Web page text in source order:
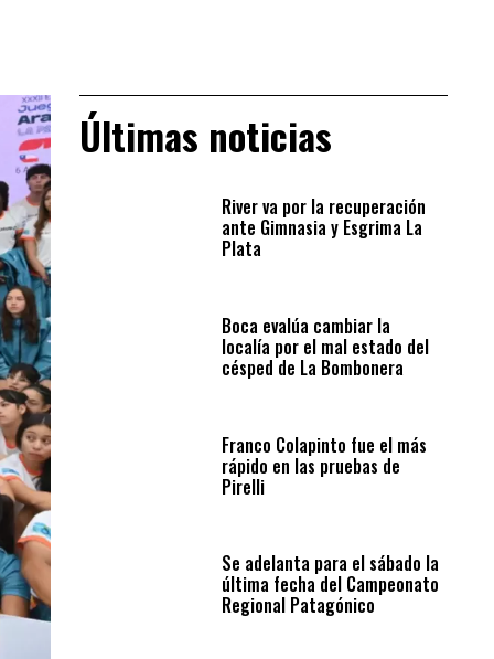
Últimas noticias
River va por la recuperación
ante Gimnasia y Esgrima La
Plata
Boca evalúa cambiar la
localía por el mal estado del
césped de La Bombonera
Franco Colapinto fue el más
rápido en las pruebas de
Pirelli
Se adelanta para el sábado la
última fecha del Campeonato
Regional Patagónico